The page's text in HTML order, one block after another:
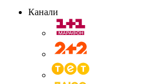
Канали